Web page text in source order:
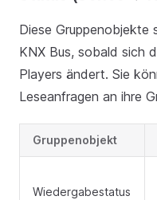
Diese Gruppenobjekte
KNX Bus, sobald sich
Players ändert. Sie
Leseanfragen an ihre
Gruppenobjekt
Wiedergabestatus